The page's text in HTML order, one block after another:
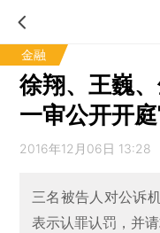
金融
徐翔、王巍
一审公开开
2016年12月06日 13:28
三名被告人对公诉
表示认罪认罚，并